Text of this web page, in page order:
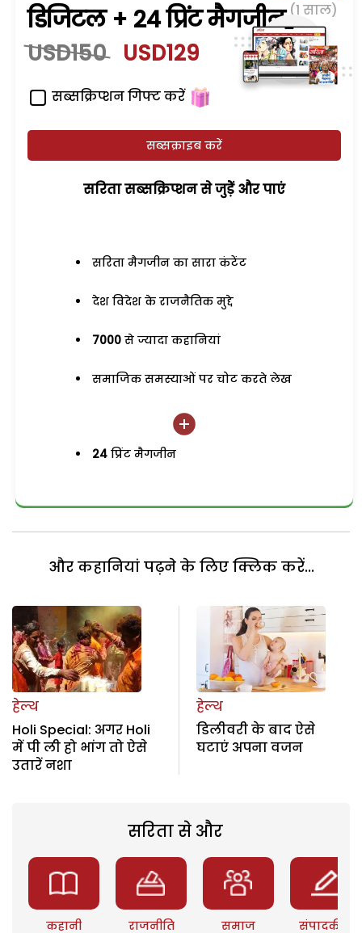
डिजिटल + 24 प्रिंट मैगजीन (1 साल)
USD150 USD129
सब्सक्रिप्शन गिफ्ट करें
सब्सक्राइब करें
सरिता सब्सक्रिप्शन से जुड़ेें और पाएं
सरिता मैगजीन का सारा कंटेंट
देश विदेश के राजनैतिक मुद्दे
7000 से ज्यादा कहानियां
समाजिक समस्याओं पर चोट करते लेख
24 प्रिंट मैगजीन
और कहानियां पढ़ने के लिए क्लिक करें...
हेल्थ
Holi Special: अगर Holi
में पी ली हो भांग तो ऐसे
उतारें नशा
हेल्थ
डिलीवरी के बाद ऐसे
घटाएं अपना वजन
सरिता से और
कहानी राजनीति समाज संपादकीय